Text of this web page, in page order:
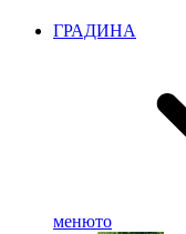
ГРАДИНА
менюто